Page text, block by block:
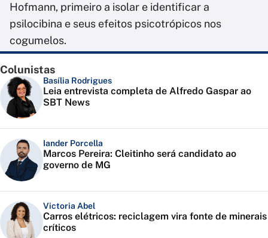
Hofmann, primeiro a isolar e identificar a
psilocibina e seus efeitos psicotrópicos nos
cogumelos.
Colunistas
Basília Rodrigues
Leia entrevista completa de Alfredo Gaspar ao
SBT News
Iander Porcella
Marcos Pereira: Cleitinho será candidato ao
governo de MG
Victoria Abel
Carros elétricos: reciclagem vira fonte de minerais
críticos